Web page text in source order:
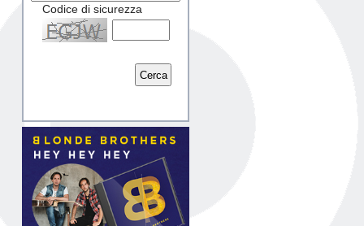
Codice di sicurezza
Captcha